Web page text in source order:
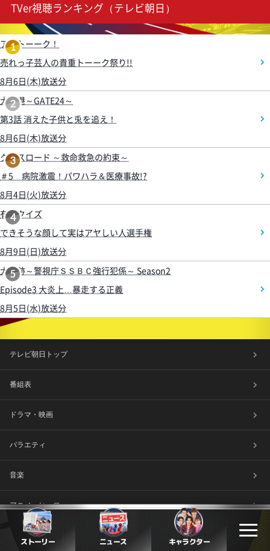
ストーリー ニュース キャラクター
TVer視聴ランキング（テレビ朝日）
1
アメトーーク！
売れっ子芸人の貴重トーーク祭り!!
8月6日(木)放送分
2
大空港～GATE24～
第3話 消えた子供と兎を追え！
8月6日(木)放送分
3
クロスロード ～救命救急の約束～
＃5 病院激震！パワハラ＆医療事故!?
8月4日(火)放送分
4
有吉クイズ
できそうな顔して実はアヤしい人選手権
8月9日(日)放送分
5
大追跡～警視庁ＳＳＢＣ強行犯係～ Season2
Episode3 大炎上…暴走する正義
8月5日(水)放送分
テレビ朝日トップ
番組表
ドラマ・映画
バラエティ
音楽
アニメ・ヒーロー
報道・情報・ドキュメンタリー